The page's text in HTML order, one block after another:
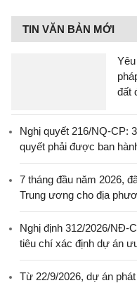
TIN VĂN BẢN MỚI
đất
Nghị quyết 216/NQ-CP:
quyết phải được ban
7 tháng đầu năm 2026,
Trung ương cho địa
Nghị định 312/2026/NĐ-
tiêu chí xác định dự án
Từ 22/9/2026, dự án